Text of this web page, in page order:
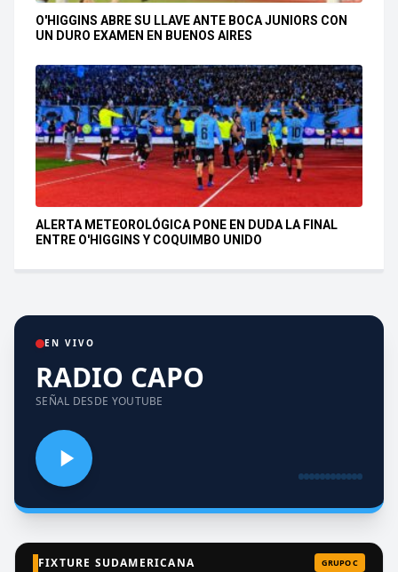
O'HIGGINS ABRE SU LLAVE ANTE BOCA JUNIORS CON
UN DURO EXAMEN EN BUENOS AIRES
ALERTA METEOROLÓGICA PONE EN DUDA LA FINAL
ENTRE O'HIGGINS Y COQUIMBO UNIDO
EN VIVO
RADIO CAPO
SEÑAL DESDE YOUTUBE
FIXTURE SUDAMERICANA GRUPO C